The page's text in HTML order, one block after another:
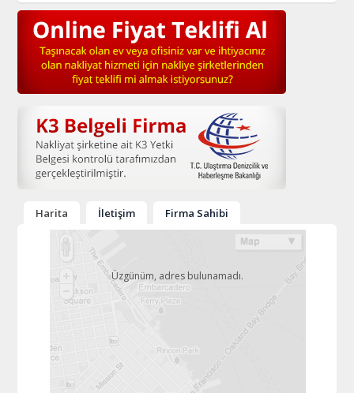
Harita İletişim Firma Sahibi
Üzgünüm, adres bulunamadı.